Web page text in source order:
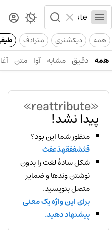
همه دیکشنری مترادف
همه دقیق مشابه آوا متن
«reattribute»
پیدا نشد!
منظور شما این بود؟
قثشففقهذعفث
شکل سادهٔ لغت را بدون
نوشتن وندها و ضمایر
متصل بنویسید.
برای این واژه یک معنی
پیشنهاد دهید.